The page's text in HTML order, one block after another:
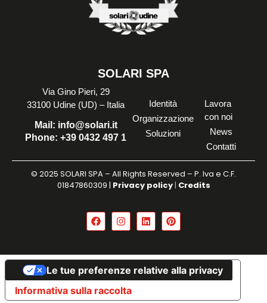
SOLARI SPA
Via Gino Pieri, 29
33100 Udine (UD) – Italia
Mail: info@solari.it
Phone: +39 0432 497 1
Identità
Organizzazione
Soluzioni
Lavora
con noi
News
Contatti
© 2025 SOLARI SPA – All Rights Reserved – P. Iva e C.F.
01847860309 | Privacy policy| Credits
Informativa sulla raccolta
Le tue preferenze relative alla privacy